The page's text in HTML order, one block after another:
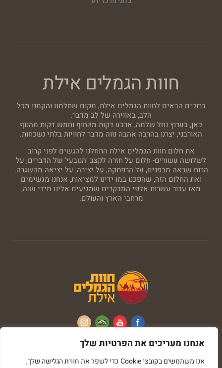
אנחנו מעריכים את הפרטיות שלך
אנו משתמשים בקובצי Cookie כדי לשפר את חווית הגלישה שלך,
חוות הגמלים אילת
ברוכים הבאים לחוות הגמלים אילת, מקום שחלמנו והקמנו מכל
הלב, באווירה של לב מדבר.
כאן, בערוץ נחל שלמה, ארבע דקות מהחוף וחמש דקות מהנוף
האורבני, יצרנו בהרבה אהבה נווה מדבר לחוויות בלתי נשכחות.
את חלום חוות הגמלים אילת התחלנו להגשים לפני קרוב
לשלושה עשורים- חלום על חזרה לקצב 'הטבעי' של הדברים, על
הרוח שבאה מבפנים, על הרפתקה, על יצירה, על יציאה מהשגרה.
ואת החלום הזה, שהפכנו במו ידינו למציאות, אנחנו מגשימים
מאז עבור עשרות אלפי המבקרים שמגיעים אלינו מידי שנה,
מרחבי הארץ והעולם.